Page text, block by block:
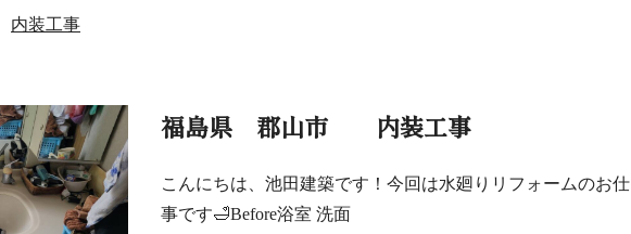
内装工事
福島県 郡山市 内装工事
こんにちは、池田建築です！今回は水廻りリフォームのお仕
事です🛁Before浴室 洗面